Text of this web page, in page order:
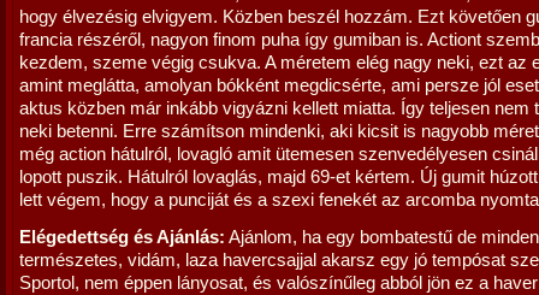
hogy élvezésig elvigyem. Közben beszél hozzám. Ezt követően
francia részéről, nagyon finom puha így gumiban is. Actiont
kezdem, szeme végig csukva. A méretem elég nagy neki, ezt az
amint meglátta, amolyan bókként megdicsérte, ami persze jól
aktus közben már inkább vigyázni kellett miatta. Így teljesen nem
neki betenni. Erre számítson mindenki, aki kicsit is nagyobb
még action hátulról, lovagló amit ütemesen szenvedélyesen
lopott puszik. Hátulról lovaglás, majd 69-et kértem. Új gumit
lett végem, hogy a punciját és a szexi fenekét az arcomba
Elégedettség és Ajánlás: Ajánlom, ha egy bombatestű de
természetes, vidám, laza havercsajjal akarsz egy jó tempósat
Sportol, nem éppen lányosat, és valószínűleg abból jön ez a